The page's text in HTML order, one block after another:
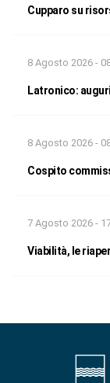
Cupparo su
8 Agosto 2026 -
Latronico:
8 Agosto 2026 -
Cospito
7 Agosto 2026 -
Viabilità, le